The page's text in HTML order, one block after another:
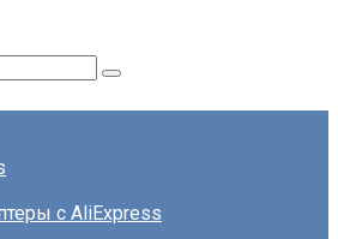
с AliExpress